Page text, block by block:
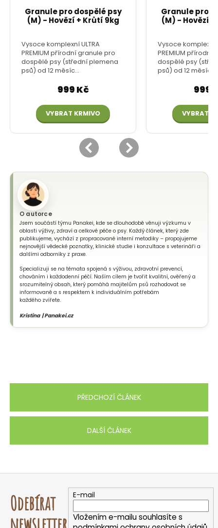
O autorce
Jsem součástí týmu Panakei, kde se dlouhodobě věnuji výzkumu v
oblasti výživy, zdraví a celkové péče o psy. Každý článek, který zde
publikujeme, vychází z propracované interní metodiky – propojujeme
nejnovější vědecké poznatky, klinické studie i konzultace s veterináři a
dalšími odborníky z praxe.
Specializuji se na témata spojená s výživou, zdravotní prevencí,
chováním i každodenní péčí. Naším cílem je tvořit kvalitní, ověřený a
srozumitelný obsah, který pomáhá majitelům psů rozhodovat se
informovaně a s respektem k individuálním potřebám
každého zvířete.
Kristína | Panakei.cz
PŘEDCHOZÍ ČLÁNEK
DALŠÍ ČLÁNEK
Z
Odebírat
E-mail
Vložením e-mailu souhlasíte s